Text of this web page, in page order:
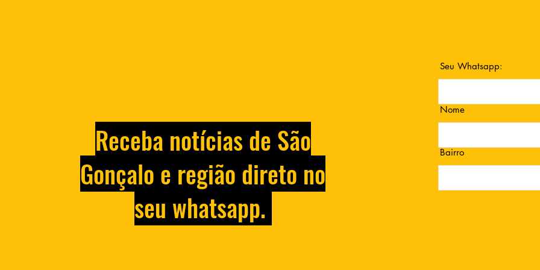
Receba notícias de São
Gonçalo e região direto no
seu whatsapp.
Seu Whatsapp:
Nome
Bairro